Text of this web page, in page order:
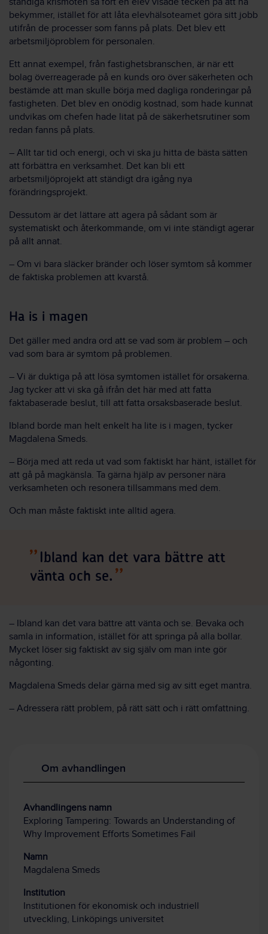
bekymmer, istället för att låta elevhälsoteamet göra sitt jobb
utifrån de processer som fanns på plats. Det blev ett
arbetsmiljöproblem för personalen.
Ett annat exempel, från fastighetsbranschen, är när ett
bolag överreagerade på en kunds oro över säkerheten och
bestämde att man skulle börja med dagliga ronderingar på
fastigheten. Det blev en onödig kostnad, som hade kunnat
undvikas om chefen hade litat på de säkerhetsrutiner som
redan fanns på plats.
– Allt tar tid och energi, och vi ska ju hitta de bästa sätten
att förbättra en verksamhet. Det kan bli ett
arbetsmiljöprojekt att ständigt dra igång nya
förändringsprojekt.
Dessutom är det lättare att agera på sådant som är
systematiskt och återkommande, om vi inte ständigt agerar
på allt annat.
– Om vi bara släcker bränder och löser symtom så kommer
de faktiska problemen att kvarstå.
Ha is i magen
Det gäller med andra ord att se vad som är problem – och
vad som bara är symtom på problemen.
– Vi är duktiga på att lösa symtomen istället för orsakerna.
Jag tycker att vi ska gå ifrån det här med att fatta
faktabaserade beslut, till att fatta orsaksbaserade beslut.
Ibland borde man helt enkelt ha lite is i magen, tycker
Magdalena Smeds.
– Börja med att reda ut vad som faktiskt har hänt, istället för
att gå på magkänsla. Ta gärna hjälp av personer nära
verksamheten och resonera tillsammans med dem.
Och man måste faktiskt inte alltid agera.
Ibland kan det vara bättre att
vänta och se.
– Ibland kan det vara bättre att vänta och se. Bevaka och
samla in information, istället för att springa på alla bollar.
Mycket löser sig faktiskt av sig själv om man inte gör
någonting.
Magdalena Smeds delar gärna med sig av sitt eget mantra.
– Adressera rätt problem, på rätt sätt och i rätt omfattning.
Om avhandlingen
Avhandlingens namn
Exploring Tampering: Towards an Understanding of
Why Improvement Efforts Sometimes Fail
Namn
Magdalena Smeds
Institution
Institutionen för ekonomisk och industriell
utveckling, Linköpings universitet